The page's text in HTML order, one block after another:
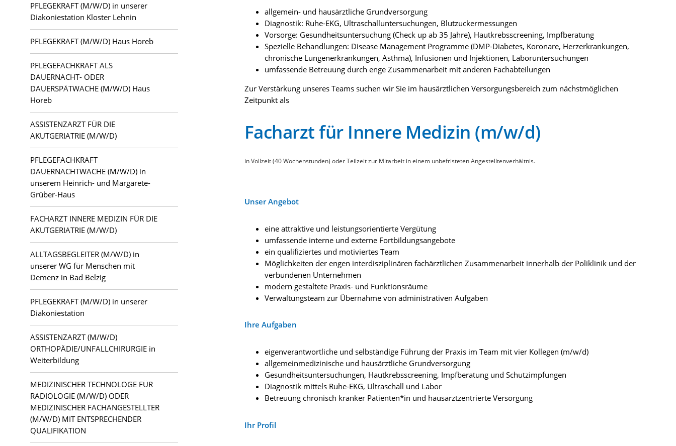
Letschin
Luckau
Ludwigsfelde
Mahlsdorf
Potsdam
Zehlendorf
PFLEGEKRAFT (M/W/D) in unserer
Diakoniestation Kloster Lehnin
PFLEGEKRAFT (M/W/D) Haus Horeb
PFLEGEFACHKRAFT ALS
DAUERNACHT- ODER
DAUERSPÄTWACHE (M/W/D) Haus
Horeb
ASSISTENZARZT FÜR DIE
AKUTGERIATRIE (M/W/D)
PFLEGEFACHKRAFT
DAUERNACHTWACHE (M/W/D) in
unserem Heinrich- und Margarete-
Grüber-Haus
FACHARZT INNERE MEDIZIN FÜR DIE
AKUTGERIATRIE (M/W/D)
ALLTAGSBEGLEITER (M/W/D) in
unserer WG für Menschen mit
Demenz in Bad Belzig
PFLEGEKRAFT (M/W/D) in unserer
Diakoniestation
ASSISTENZARZT (M/W/D)
ORTHOPÄDIE/UNFALLCHIRURGIE in
Weiterbildung
MEDIZINISCHER TECHNOLOGE FÜR
RADIOLOGIE (M/W/D) ODER
MEDIZINISCHER FACHANGESTELLTER
(M/W/D) MIT ENTSPRECHENDER
QUALIFIKATION
allgemein- und hausärztliche Grundversorgung
Diagnostik: Ruhe-EKG, Ultraschalluntersuchungen, Blutzuckermessungen
Vorsorge: Gesundheitsuntersuchung (Check up ab 35 Jahre), Hautkrebsscreening, Impfberatung
Spezielle Behandlungen: Disease Management Programme (DMP-Diabetes, Koronare, Herzerkrankungen,
chronische Lungenerkrankungen, Asthma), Infusionen und Injektionen, Laboruntersuchungen
umfassende Betreuung durch enge Zusammenarbeit mit anderen Fachabteilungen
Zur Verstärkung unseres Teams suchen wir Sie im hausärztlichen Versorgungsbereich zum nächstmöglichen
Zeitpunkt als
Facharzt für Innere Medizin (m/w/d)
in Vollzeit (40 Wochenstunden) oder Teilzeit zur Mitarbeit in einem unbefristeten Angestelltenverhältnis.
Unser Angebot
eine attraktive und leistungsorientierte Vergütung
umfassende interne und externe Fortbildungsangebote
ein qualifiziertes und motiviertes Team
Möglichkeiten der engen interdisziplinären fachärztlichen Zusammenarbeit innerhalb der Poliklinik und der
verbundenen Unternehmen
modern gestaltete Praxis- und Funktionsräume
Verwaltungsteam zur Übernahme von administrativen Aufgaben
Ihre Aufgaben
eigenverantwortliche und selbständige Führung der Praxis im Team mit vier Kollegen (m/w/d)
allgemeinmedizinische und hausärztliche Grundversorgung
Gesundheitsuntersuchungen, Hautkrebsscreening, Impfberatung und Schutzimpfungen
Diagnostik mittels Ruhe-EKG, Ultraschall und Labor
Betreuung chronisch kranker Patienten*in und hausarztzentrierte Versorgung
Ihr Profil